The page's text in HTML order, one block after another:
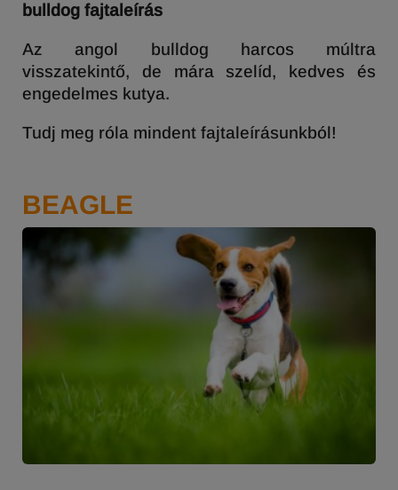
bulldog fajtaleírás
Az angol bulldog harcos múltra
visszatekintő, de mára szelíd, kedves és
engedelmes kutya.
Tudj meg róla mindent fajtaleírásunkból!
BEAGLE